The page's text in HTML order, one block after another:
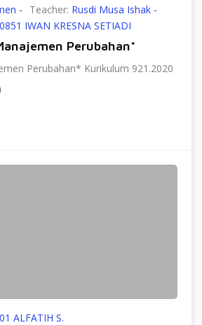
- Teacher: Rusdi Musa Ishak -
IWAN KRESNA SETIADI
Perubahan*
Perubahan* Kurikulum 921.2020
ALFATIH S.